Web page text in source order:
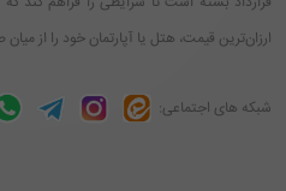
ارزان‌ترین قیمت، هتل یا آپارتمان خود را از
شبکه های اجتماعی: